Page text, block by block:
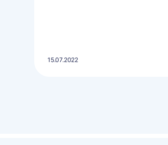
15.07.2022